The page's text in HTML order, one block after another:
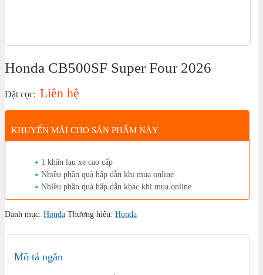
Honda CB500SF Super Four 2026
Đặt cọc: Liên hệ
KHUYẾN MÃI CHO SẢN PHẨM NÀY
1 khăn lau xe cao cấp
Nhiều phần quà hấp dẫn khi mua online
Nhiều phần quà hấp dẫn khác khi mua online
Danh mục: Honda Thương hiệu: Honda
Mô tả ngắn